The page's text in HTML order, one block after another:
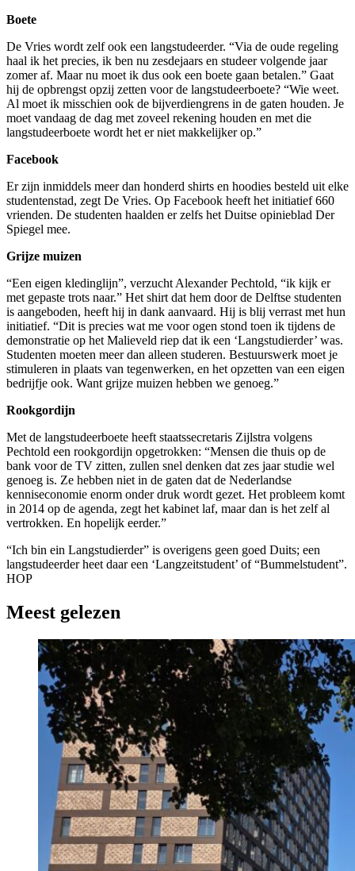
Boete
De Vries wordt zelf ook een langstudeerder. “Via de oude regeling
haal ik het precies, ik ben nu zesdejaars en studeer volgende jaar
zomer af. Maar nu moet ik dus ook een boete gaan betalen.” Gaat
hij de opbrengst opzij zetten voor de langstudeerboete? “Wie weet.
Al moet ik misschien ook de bijverdiengrens in de gaten houden. Je
moet vandaag de dag met zoveel rekening houden en met die
langstudeerboete wordt het er niet makkelijker op.”
Facebook
Er zijn inmiddels meer dan honderd shirts en hoodies besteld uit elke
studentenstad, zegt De Vries. Op Facebook heeft het initiatief 660
vrienden. De studenten haalden er zelfs het Duitse opinieblad Der
Spiegel mee.
Grijze muizen
“Een eigen kledinglijn”, verzucht Alexander Pechtold, “ik kijk er
met gepaste trots naar.” Het shirt dat hem door de Delftse studenten
is aangeboden, heeft hij in dank aanvaard. Hij is blij verrast met hun
initiatief. “Dit is precies wat me voor ogen stond toen ik tijdens de
demonstratie op het Malieveld riep dat ik een ‘Langstudierder’ was.
Studenten moeten meer dan alleen studeren. Bestuurswerk moet je
stimuleren in plaats van tegenwerken, en het opzetten van een eigen
bedrijfje ook. Want grijze muizen hebben we genoeg.”
Rookgordijn
Met de langstudeerboete heeft staatssecretaris Zijlstra volgens
Pechtold een rookgordijn opgetrokken: “Mensen die thuis op de
bank voor de TV zitten, zullen snel denken dat zes jaar studie wel
genoeg is. Ze hebben niet in de gaten dat de Nederlandse
kenniseconomie enorm onder druk wordt gezet. Het probleem komt
in 2014 op de agenda, zegt het kabinet laf, maar dan is het zelf al
vertrokken. En hopelijk eerder.”
“Ich bin ein Langstudierder” is overigens geen goed Duits; een
langstudeerder heet daar een ‘Langzeitstudent’ of “Bummelstudent”.
HOP
Meest gelezen